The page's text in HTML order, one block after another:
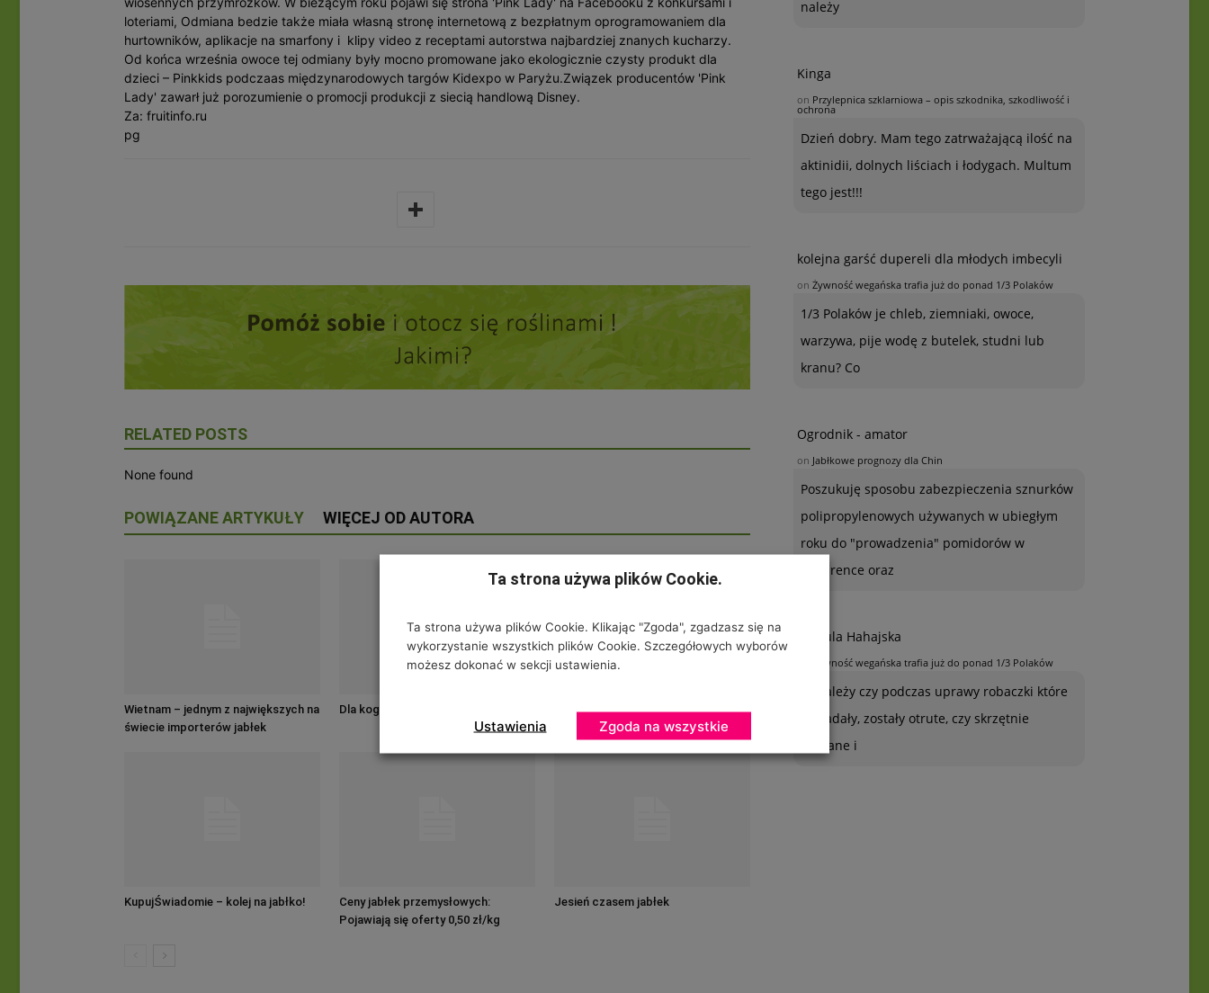
loteriami, Odmiana bedzie także miała własną stronę internetową z bezpłatnym oprogramowaniem dla
hurtowników, aplikacje na smarfony i klipy video z receptami autorstwa najbardziej znanych kucharzy.
Od końca września owoce tej odmiany były mocno promowane jako ekologicznie czysty produkt dla
dzieci – Pinkkids podczaas międzynarodowych targów Kidexpo w Paryżu.Związek producentów 'Pink
Lady' zawarł już porozumienie o promocji produkcji z siecią handlową Disney.
Za: fruitinfo.ru
pg
RELATED POSTS
None found
POWIĄZANE ARTYKUŁY WIĘCEJ OD AUTORA
Wietnam – jednym z największych na
świecie importerów jabłek
Dla kogo rynek Indii? Powrót do tradycji
KupujŚwiadomie – kolej na jabłko!
Ceny jabłek przemysłowych:
Pojawiają się oferty 0,50 zł/kg
Jesień czasem jabłek
należy
Kinga
on Przylepnica szklarniowa – opis szkodnika, szkodliwość i
ochrona
Dzień dobry. Mam tego zatrważającą ilość na
aktinidii, dolnych liściach i łodygach. Multum
tego jest!!!
kolejna garść dupereli dla młodych imbecyli
on Żywność wegańska trafia już do ponad 1/3 Polaków
1/3 Polaków je chleb, ziemniaki, owoce,
warzywa, pije wodę z butelek, studni lub
kranu? Co
Ogrodnik - amator
on Jabłkowe prognozy dla Chin
Poszukuję sposobu zabezpieczenia sznurków
polipropylenowych używanych w ubiegłym
roku do "prowadzenia" pomidorów w
szklarence oraz
Urszula Hahajska
Żywność wegańska trafia już do ponad 1/3 Polaków
To zależy czy podczas uprawy robaczki które
ją zjadały, zostały otrute, czy skrzętnie
zebrane i
Ta strona używa plików Cookie.
Ta strona używa plików Cookie. Klikając "Zgoda", zgadzasz się na
wykorzystanie wszystkich plików Cookie. Szczegółowych wyborów
możesz dokonać w sekcji ustawienia.
Ustawienia Zgoda na wszystkie